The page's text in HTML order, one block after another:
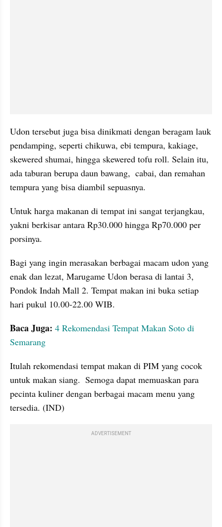
Udon tersebut juga bisa dinikmati dengan beragam lauk
pendamping, seperti chikuwa, ebi tempura, kakiage,
skewered shumai, hingga skewered tofu roll. Selain itu,
ada taburan berupa daun bawang,  cabai, dan remahan
tempura yang bisa diambil sepuasnya.
Untuk harga makanan di tempat ini sangat terjangkau,
yakni berkisar antara Rp30.000 hingga Rp70.000 per
porsinya.
Bagi yang ingin merasakan berbagai macam udon yang
enak dan lezat, Marugame Udon berasa di lantai 3,
Pondok Indah Mall 2. Tempat makan ini buka setiap
hari pukul 10.00-22.00 WIB.
Baca Juga: 4 Rekomendasi Tempat Makan Soto di
Semarang
Itulah rekomendasi tempat makan di PIM yang cocok
untuk makan siang.  Semoga dapat memuaskan para
pecinta kuliner dengan berbagai macam menu yang
tersedia. (IND)
ADVERTISEMENT